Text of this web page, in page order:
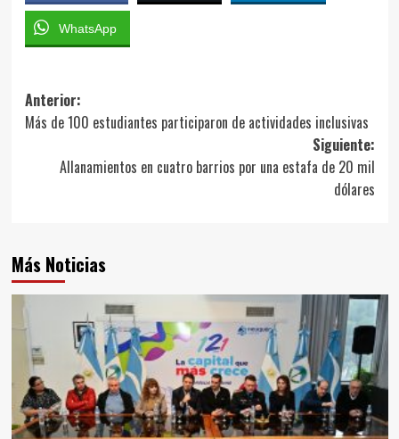
WhatsApp
Navegación
de
entradas
Anterior:
Más de 100 estudiantes participaron de actividades inclusivas
Siguiente:
Allanamientos en cuatro barrios por una estafa de 20 mil
dólares
Más Noticias